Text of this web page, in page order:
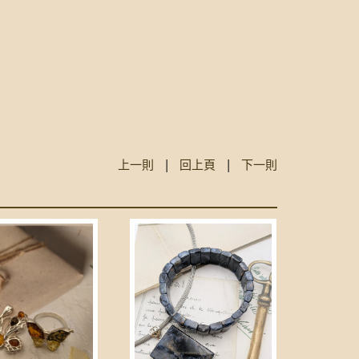
上一則 | 回上頁 | 下一則